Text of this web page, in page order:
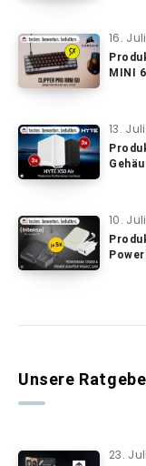
16.
MINI
13.
10.
Unsere
23.